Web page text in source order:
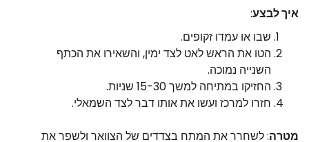
איך לבצע:
שבו או עמדו זקופים.
הטו את הראש לאט לצד ימין, והשאירו את הכתף
השנייה נמוכה.
החזיקו במתיחה למשך 15-30 שניות.
חזרו למרכז ועשו את אותו דבר לצד השמאלי.
מטרה: לשחרר את המתח בצדדים של הצוואר ולשפר את